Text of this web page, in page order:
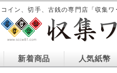
コイン、切手、古銭の専門店「収集
新着商品 人気紙幣